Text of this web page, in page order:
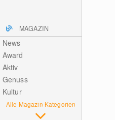
MAGAZIN
News
Award
Aktiv
Genuss
Kultur
Alle Magazin Kategorien